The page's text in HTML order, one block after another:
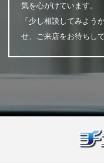
気を心がけています。
「少し相談してみよう
せ、ご来店をお待ちし